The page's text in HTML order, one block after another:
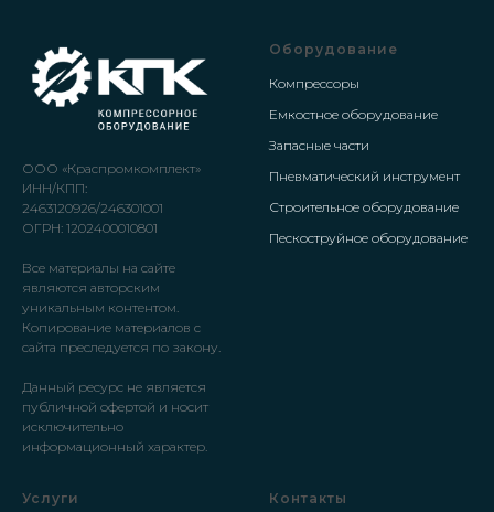
ООО «Краспромкомплект»
ИНН/КПП:
2463120926/246301001
ОГРН: 1202400010801
Все материалы на сайте
являются авторским
уникальным контентом.
Копирование материалов с
сайта преследуется по закону.
Данный ресурс не является
публичной офертой и носит
исключительно
информационный характер.
Оборудование
Компрессоры
Емкостное оборудование
Запасные части
Пневматический инструмент
Строительное оборудование
Пескоструйное оборудование
Услуги Контакты